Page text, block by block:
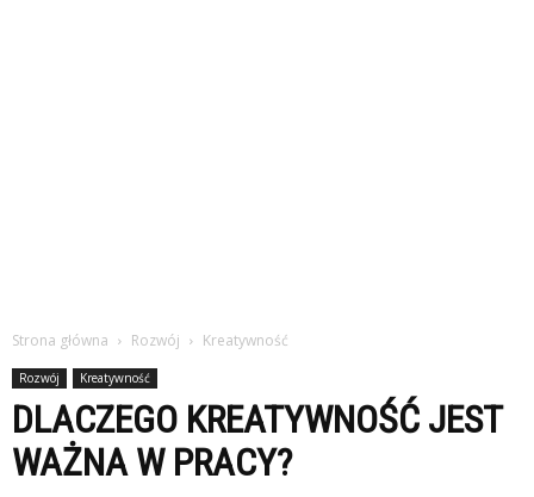
Strona główna Rozwój Kreatywność
Rozwój Kreatywność
DLACZEGO KREATYWNOŚĆ JEST
WAŻNA W PRACY?